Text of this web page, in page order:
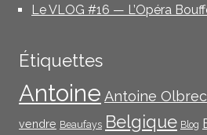
Le VLOG #16 — L’Opéra
Étiquettes
Antoine Antoine
vendre Beaufays Belgique Blog